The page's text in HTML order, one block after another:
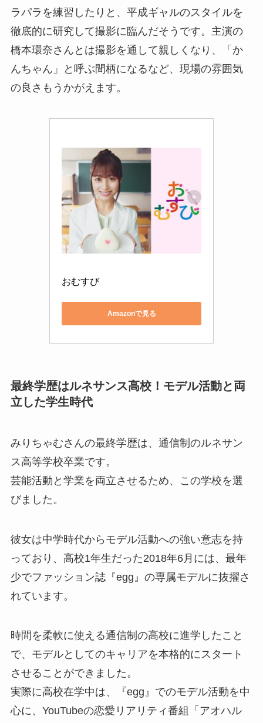
ラパラを練習したりと、平成ギャルのスタイルを
徹底的に研究して撮影に臨んだそうです。主演の
橋本環奈さんとは撮影を通して親しくなり、「か
んちゃん」と呼ぶ間柄になるなど、現場の雰囲気
の良さもうかがえます。
おむすび
Amazonで見る
最終学歴はルネサンス高校！モデル活動と両
立した学生時代
みりちゃむさんの最終学歴は、通信制のルネサン
ス高等学校卒業です。
芸能活動と学業を両立させるため、この学校を選
びました。
彼女は中学時代からモデル活動への強い意志を持
っており、高校1年生だった2018年6月には、最年
少でファッション誌『egg』の専属モデルに抜擢さ
れています。
時間を柔軟に使える通信制の高校に進学したこと
で、モデルとしてのキャリアを本格的にスタート
させることができました。
実際に高校在学中は、『egg』でのモデル活動を中
心に、YouTubeの恋愛リアリティ番組「アオハル